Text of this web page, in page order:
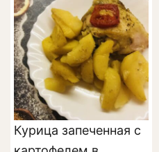
Курица запеченная с